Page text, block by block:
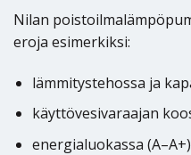
Nilan
eroja esimerkiksi:
lämmitystehossa ja
käyttövesivaraajan
energialuokassa (A–A+)